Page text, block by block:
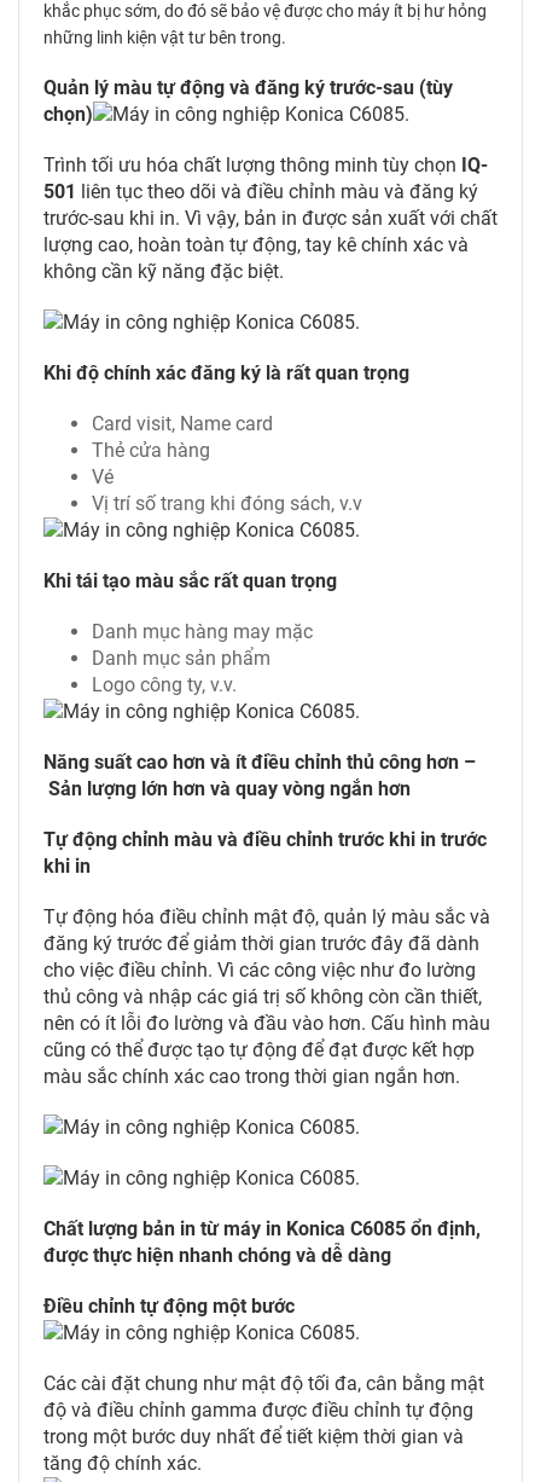
khắc phục sớm, do đó sẽ bảo vệ được cho máy ít bị hư hỏng
những linh kiện vật tư bên trong.
Quản lý màu tự động và đăng ký trước-sau (tùy
chọn)
Trình tối ưu hóa chất lượng thông minh tùy chọn IQ-
501 liên tục theo dõi và điều chỉnh màu và đăng ký
trước-sau khi in. Vì vậy, bản in được sản xuất với chất
lượng cao, hoàn toàn tự động, tay kê chính xác và
không cần kỹ năng đặc biệt.
Khi độ chính xác đăng ký là rất quan trọng
Card visit, Name card
Thẻ cửa hàng
Vé
Vị trí số trang khi đóng sách, v.v
Khi tái tạo màu sắc rất quan trọng
Danh mục hàng may mặc
Danh mục sản phẩm
Logo công ty, v.v.
Năng suất cao hơn và ít điều chỉnh thủ công hơn –
Sản lượng lớn hơn và quay vòng ngắn hơn
Tự động chỉnh màu và điều chỉnh trước khi in trước
khi in
Tự động hóa điều chỉnh mật độ, quản lý màu sắc và
đăng ký trước để giảm thời gian trước đây đã dành
cho việc điều chỉnh. Vì các công việc như đo lường
thủ công và nhập các giá trị số không còn cần thiết,
nên có ít lỗi đo lường và đầu vào hơn. Cấu hình màu
cũng có thể được tạo tự động để đạt được kết hợp
màu sắc chính xác cao trong thời gian ngắn hơn.
Chất lượng bản in từ máy in Konica C6085 ổn định,
được thực hiện nhanh chóng và dễ dàng
Điều chỉnh tự động một bước
Các cài đặt chung như mật độ tối đa, cân bằng mật
độ và điều chỉnh gamma được điều chỉnh tự động
trong một bước duy nhất để tiết kiệm thời gian và
tăng độ chính xác.